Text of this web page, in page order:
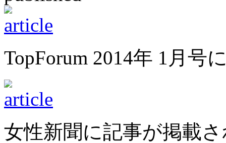
TopForum 2014年 1月号
女性新聞に記事が掲載